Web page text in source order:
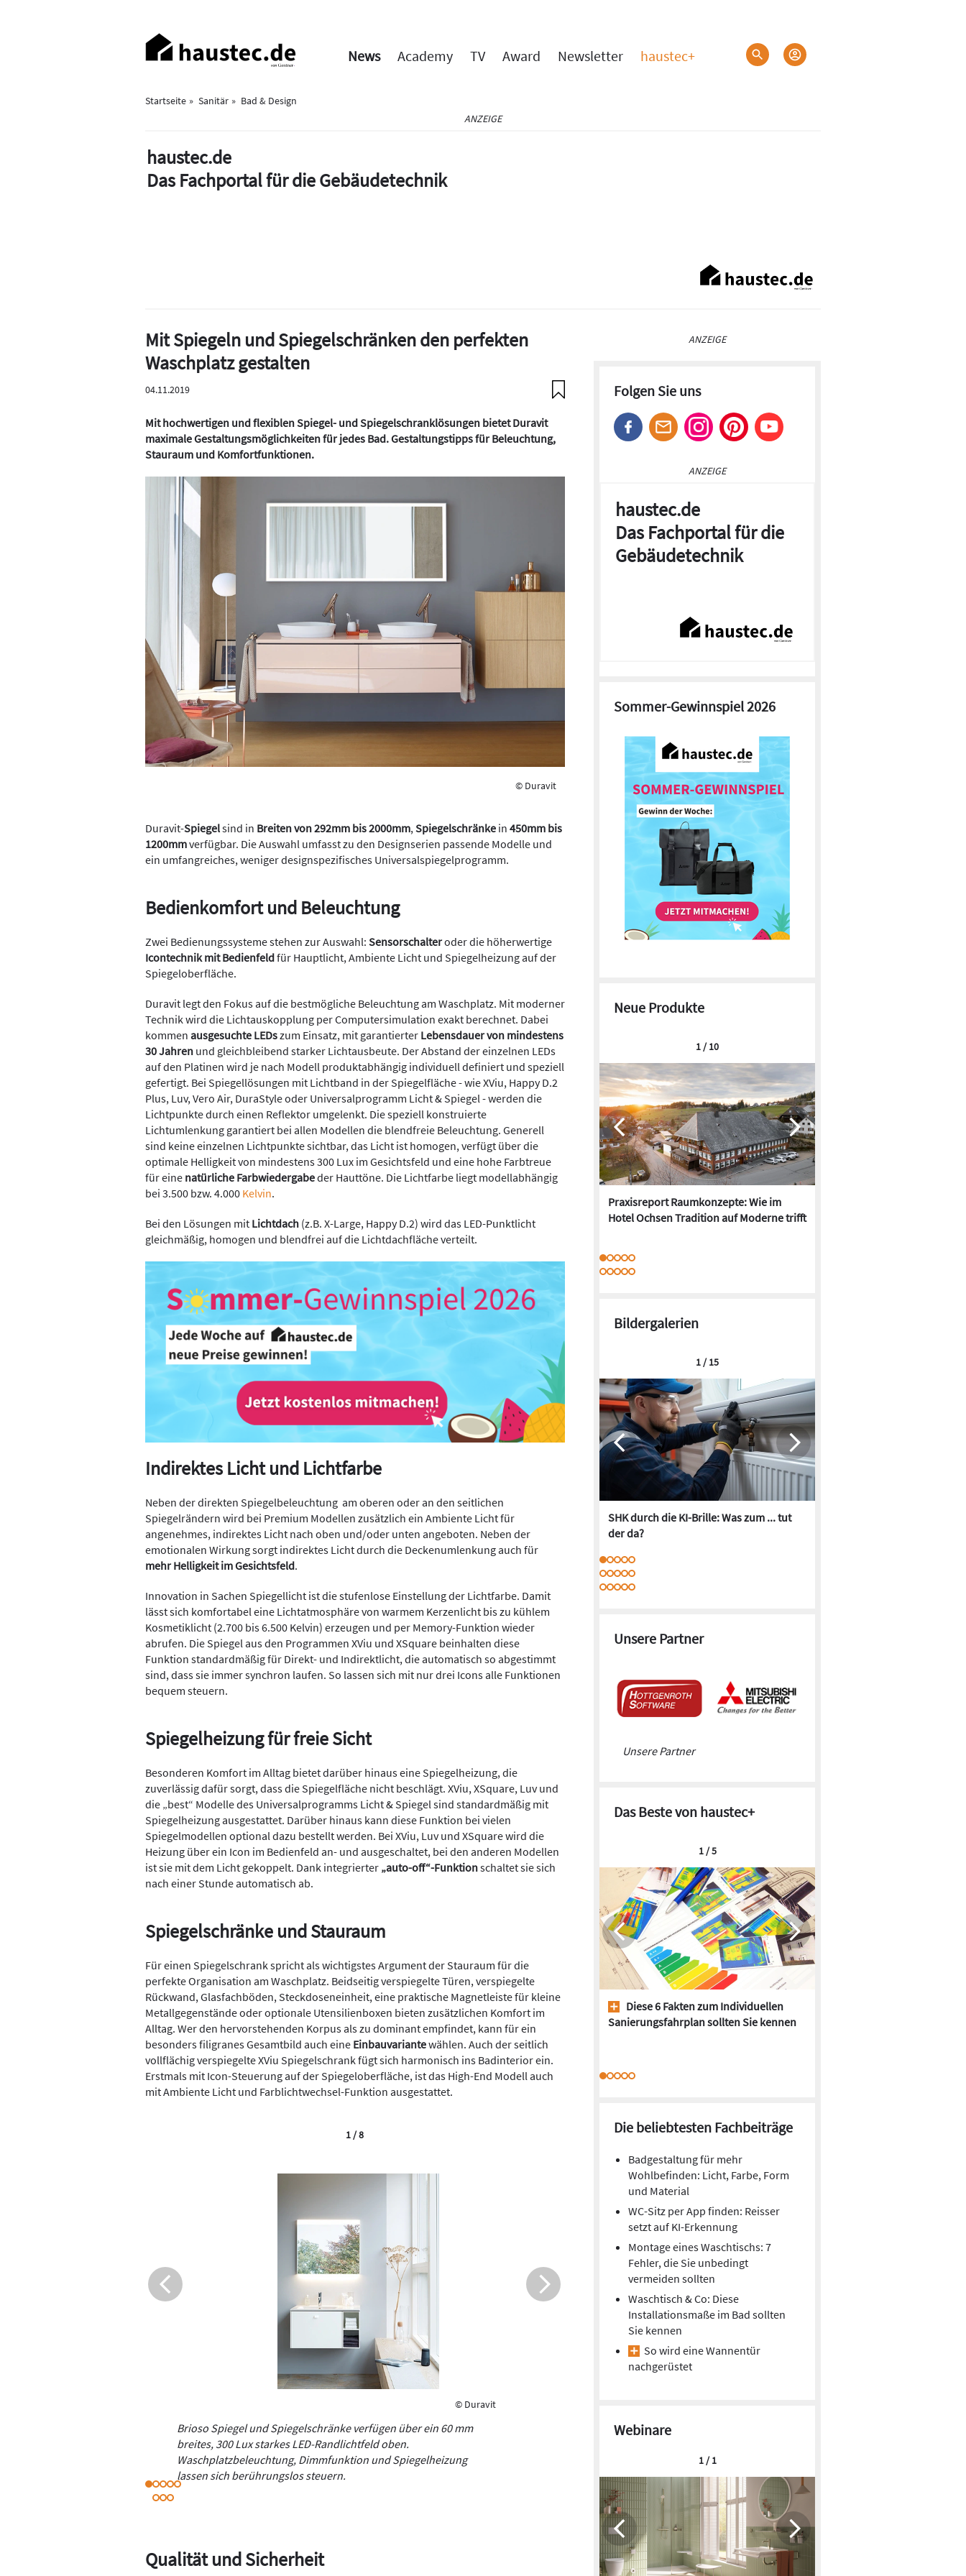
Haupt-
Navigation
News Academy TV Award Newsletter haustec+
Startseite Sanitär
Bad & Design
ANZEIGE
haustec.de
Das Fachportal für die Gebäudetechnik
Mit Spiegeln und Spiegelschränken den perfekten
Waschplatz gestalten
04.11.2019
Mit hochwertigen und flexiblen Spiegel- und Spiegelschranklösungen bietet Duravit
maximale Gestaltungsmöglichkeiten für jedes Bad. Gestaltungstipps für Beleuchtung,
Stauraum und Komfortfunktionen.
© Duravit
Duravit-Spiegelsind in Breiten von 292mm bis 2000mm,Spiegelschränke in 450mm bis
1200mmverfügbar. Die Auswahl umfasst zu den Designserien passende Modelle und
ein umfangreiches, weniger designspezifisches Universalspiegelprogramm.
Bedienkomfort und Beleuchtung
Zwei Bedienungssysteme stehen zur Auswahl: Sensorschalteroder die höherwertige
Icontechnik mit Bedienfeldfür Hauptlicht, Ambiente Licht und Spiegelheizung auf der
Spiegeloberfläche.
Duravit legt den Fokus auf die bestmögliche Beleuchtung am Waschplatz. Mit moderner
Technik wird die Lichtauskopplung per Computersimulation exakt berechnet. Dabei
kommen ausgesuchte LEDszum Einsatz, mit garantierter Lebensdauer von mindestens
30 Jahren und gleichbleibend starker Lichtausbeute. Der Abstand der einzelnen LEDs
auf den Platinen wird je nach Modell produktabhängig individuell definiert und speziell
gefertigt. Bei Spiegellösungen mit Lichtband in der Spiegelfläche - wie XViu, Happy D.2
Plus, Luv, Vero Air, DuraStyle oder Universalprogramm Licht & Spiegel - werden die
Lichtpunkte durch einen Reflektor umgelenkt. Die speziell konstruierte
Lichtumlenkung garantiert bei allen Modellen die blendfreie Beleuchtung. Generell
sind keine einzelnen Lichtpunkte sichtbar, das Licht ist homogen, verfügt über die
optimale Helligkeit von mindestens 300 Lux im Gesichtsfeld und eine hohe Farbtreue
für eine natürliche Farbwiedergabeder Hauttöne. Die Lichtfarbe liegt modellabhängig
bei 3.500 bzw. 4.000 Kelvin.
Bei den Lösungen mit Lichtdach (z.B. X-Large, Happy D.2) wird das LED-Punktlicht
gleichmäßig, homogen und blendfrei auf die Lichtdachfläche verteilt.
Indirektes Licht und Lichtfarbe
Neben der direkten Spiegelbeleuchtung am oberen oder an den seitlichen
Spiegelrändern wird bei Premium Modellen zusätzlich ein Ambiente Licht für
angenehmes, indirektes Licht nach oben und/oder unten angeboten. Neben der
emotionalen Wirkung sorgt indirektes Licht durch die Deckenumlenkung auch für
mehr Helligkeit im Gesichtsfeld.
Innovation in Sachen Spiegellicht ist die stufenlose Einstellung der Lichtfarbe. Damit
lässt sich komfortabel eine Lichtatmosphäre von warmem Kerzenlicht bis zu kühlem
Kosmetiklicht (2.700 bis 6.500 Kelvin) erzeugen und per Memory-Funktion wieder
abrufen. Die Spiegel aus den Programmen XViu und XSquare beinhalten diese
Funktion standardmäßig für Direkt- und Indirektlicht, die automatisch so abgestimmt
sind, dass sie immer synchron laufen. So lassen sich mit nur drei Icons alle Funktionen
bequem steuern.
Spiegelheizung für freie Sicht
Besonderen Komfort im Alltag bietet darüber hinaus eine Spiegelheizung, die
zuverlässig dafür sorgt, dass die Spiegelfläche nicht beschlägt. XViu, XSquare, Luv und
die „best“ Modelle des Universalprogramms Licht & Spiegel sind standardmäßig mit
Spiegelheizung ausgestattet. Darüber hinaus kann diese Funktion bei vielen
Spiegelmodellen optional dazu bestellt werden. Bei XViu, Luv und XSquare wird die
Heizung über ein Icon im Bedienfeld an- und ausgeschaltet, bei den anderen Modellen
ist sie mit dem Licht gekoppelt. Dank integrierter „auto-off“-Funktionschaltet sie sich
nach einer Stunde automatisch ab.
Spiegelschränke und Stauraum
Für einen Spiegelschrank spricht als wichtigstes Argument der Stauraum für die
perfekte Organisation am Waschplatz. Beidseitig verspiegelte Türen, verspiegelte
Rückwand, Glasfachböden, Steckdoseneinheit, eine praktische Magnetleiste für kleine
Metallgegenstände oder optionale Utensilienboxen bieten zusätzlichen Komfort im
Alltag. Wer den hervorstehenden Korpus als zu dominant empfindet, kann für ein
besonders filigranes Gesamtbild auch eine Einbauvariantewählen. Auch der seitlich
vollflächig verspiegelte XViu Spiegelschrank fügt sich harmonisch ins Badinterior ein.
Erstmals mit Icon-Steuerung auf der Spiegeloberfläche, ist das High-End Modell auch
mit Ambiente Licht und Farblichtwechsel-Funktion ausgestattet.
© Duravit
Brioso Spiegel und Spiegelschränke verfügen über ein 60 mm
breites, 300 Lux starkes LED-Randlichtfeld oben.
Waschplatzbeleuchtung, Dimmfunktion und Spiegelheizung
lassen sich berührungslos steuern.
Eine blendfreie LED-Beleuchtung, vierseitig eingesetzt, garantiert
die optimale Ausleuchtung bis 480 Lux bei angenehmen 3.500
Grad Kelvin.
1 / 8
Qualität und Sicherheit
ANZEIGE
Folgen Sie uns
ANZEIGE
haustec.de
Das Fachportal für die
Gebäudetechnik
Sommer-Gewinnspiel 2026
Neue Produkte
Praxisreport Raumkonzepte: Wie im
Hotel Ochsen Tradition auf Moderne trifft
1 / 10
Bildergalerien
SHK durch die KI-Brille: Was zum ... tut
der da?
1 / 15
Unsere Partner
Unsere Partner
Das Beste von haustec+
Diese 6 Fakten zum Individuellen
Sanierungsfahrplan sollten Sie kennen
1 / 5
Die beliebtesten Fachbeiträge
Badgestaltung für mehr
Wohlbefinden: Licht, Farbe, Form
und Material
WC-Sitz per App finden: Reisser
setzt auf KI-Erkennung
Montage eines Waschtischs: 7
Fehler, die Sie unbedingt
vermeiden sollten
Waschtisch & Co: Diese
Installationsmaße im Bad sollten
Sie kennen
So wird eine Wannentür
nachgerüstet
Webinare
1 / 1